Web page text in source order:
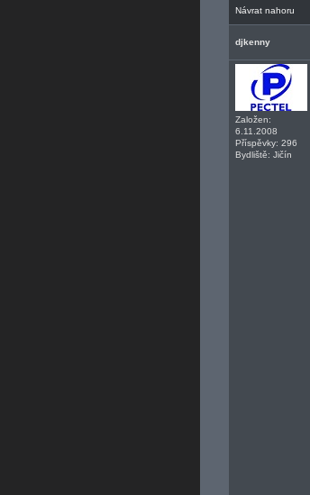
Návrat nahoru
djkenny
Založen:
6.11.2008
Příspěvky: 296
Bydliště: Jičín